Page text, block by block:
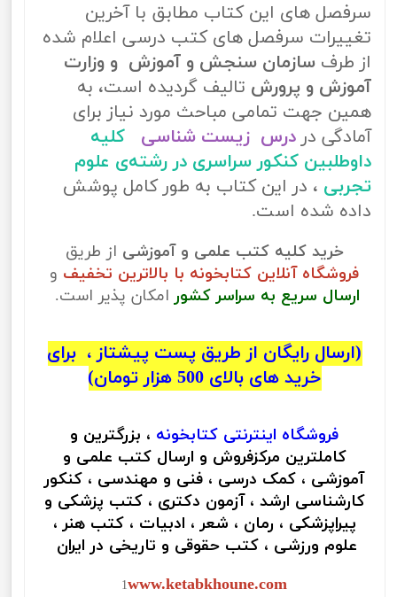
سرفصل های این کتاب مطابق با آخرین
تغییرات سرفصل های کتب درسی اعلام شده
از طرف سازمان سنجش و آموزش و وزارت
آموزش و پرورش تالیف گردیده است، به
همین جهت تمامی مباحث مورد نیاز برای
آمادگی در درس زیست شناسی
کلیه
داوطلبین کنکور سراسری در رشته‌ی علوم
تجربی ، در این کتاب به طور کامل پوشش
داده شده است.
خرید کلیه کتب علمی و آموزشی از طریق
فروشگاه آنلاین کتابخونه با بالاترین تخفیف و
ارسال سریع به سراسر کشور امکان پذیر است.
(ارسال رایگان از طریق پست پیشتاز ، برای
خرید های بالای 500 هزار تومان)
فروشگاه اینترنتی کتابخونه ، بزرگترین و
کاملترین مرکزفروش و ارسال کتب علمی و
آموزشی ، کمک درسی ، فنی و مهندسی ، کنکور
کارشناسی ارشد ، آزمون دکتری ، کتب پزشکی و
پیراپزشکی ، رمان ، شعر ، ادبیات ، کتب هنر ،
علوم ورزشی ، کتب حقوقی و تاریخی در ایران
1www.ketabkhoune.com